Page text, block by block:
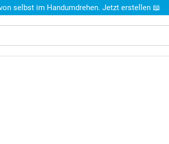
selbst im Handumdrehen. Jetzt erstellen 📖